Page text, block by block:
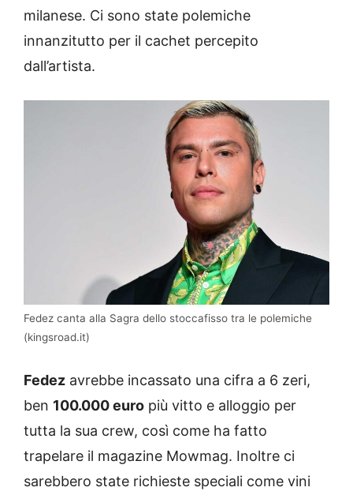
milanese. Ci sono state polemiche
innanzitutto per il cachet percepito
dall’artista.
Fedez canta alla Sagra dello stoccafisso tra le polemiche
(kingsroad.it)
Fedez avrebbe incassato una cifra a 6 zeri,
ben 100.000 euro più vitto e alloggio per
tutta la sua crew, così come ha fatto
trapelare il magazine Mowmag. Inoltre ci
sarebbero state richieste speciali come vini